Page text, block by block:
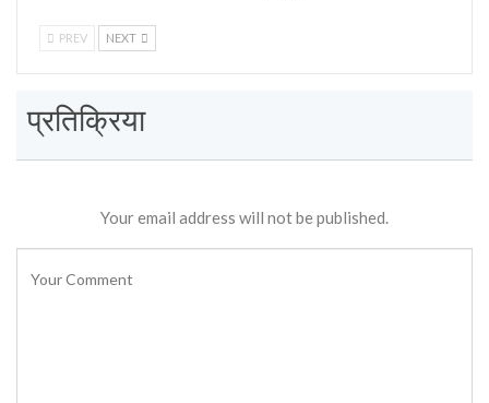
PREV NEXT
प्रतिक्रिया
Your email address will not be published.